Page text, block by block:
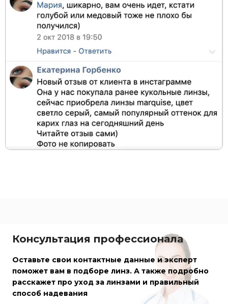
Консультация профессионала
Оставьте свои контактные данные и эксперт
поможет вам в подборе линз. А также подробно
расскажет про уход за линзами и правильный
способ надевания